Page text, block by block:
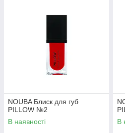
NOUBA Блиск для губ
PILLOW №2
В наявності
В